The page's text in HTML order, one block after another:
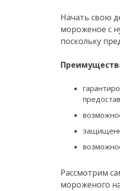
Начать свою
мороженое с
поскольку
Рассмотрим
мороженого